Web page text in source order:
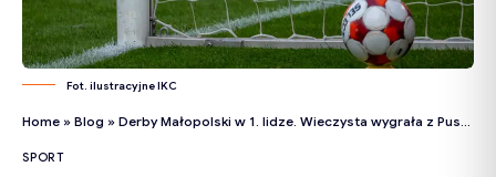
Fot. ilustracyjne IKC
Home » Blog » Derby Małopolski w 1. lidze. Wieczysta wygrała z Puszczą w Niepołomicach
SPORT